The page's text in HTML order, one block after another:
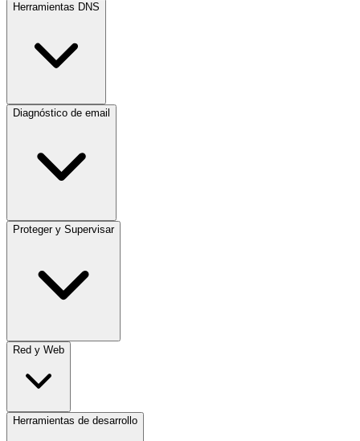
Herramientas DNS
Diagnóstico de email
Proteger y Supervisar
Red y Web
Herramientas de desarrollo